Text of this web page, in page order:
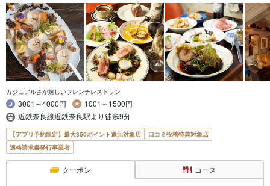
カジュアルさが嬉しいフレンチレストラン
3001～4000円
1001～1500円
近鉄奈良線近鉄奈良駅より徒歩9分
【アプリ予約限定】最大350ポイント還元対象店
口コミ投稿特典対象店
適格請求書発行事業者
クーポン コース